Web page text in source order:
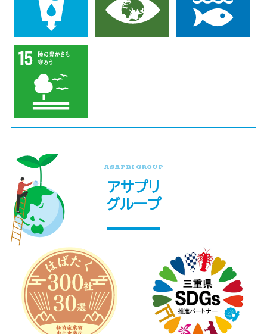
ASAPRI GROUP
アサプリ
グループ